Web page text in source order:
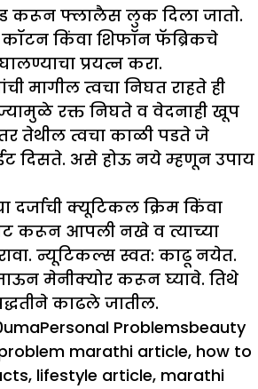
करून फ्लालैस लुक दिला जातो.
कॉटन किंवा शिफॉन फॅब्रिकचे
प्रयत्न करा.
मागील त्वचा निघत राहते ही
रक्त निघते व वेदनाही खूप
तेथील त्वचा काळी पडते जे
दिसते. असे होऊ नये म्हणून उपाय
दर्जाची क्यूटिकल क्रिम किंवा
करून आपली नखे व त्याच्या
न्यूटिकल्स स्वत: काढू नयेत.
जाऊन मेनीक्योर करून घ्यावे. तिथे
काढले जातील.
Author
umaCategories
Personal ProblemsTags
beauty
marathi article, how to
, lifestyle article, marathi